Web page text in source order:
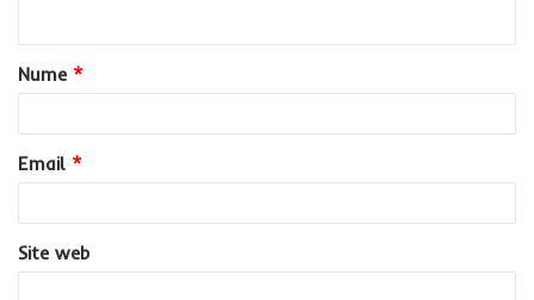
a
r
u
*
Nume *
Email *
Site web